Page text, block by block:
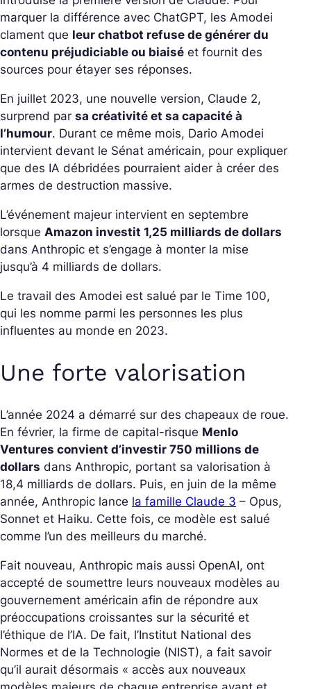
marquer la différence avec ChatGPT, les Amodei
clament que leur chatbot refuse de générer du
contenu préjudiciable ou biaisé et fournit des
sources pour étayer ses réponses.
En juillet 2023, une nouvelle version, Claude 2,
surprend par sa créativité et sa capacité à
l’humour. Durant ce même mois, Dario Amodei
intervient devant le Sénat américain, pour expliquer
que des IA débridées pourraient aider à créer des
armes de destruction massive.
L’événement majeur intervient en septembre
lorsque Amazon investit 1,25 milliards de dollars
dans Anthropic et s’engage à monter la mise
jusqu’à 4 milliards de dollars.
Le travail des Amodei est salué par le Time 100,
qui les nomme parmi les personnes les plus
influentes au monde en 2023.
Une forte valorisation
L’année 2024 a démarré sur des chapeaux de roue.
En février, la firme de capital-risque Menlo
Ventures convient d’investir 750 millions de
dollars dans Anthropic, portant sa valorisation à
18,4 milliards de dollars. Puis, en juin de la même
année, Anthropic lance la famille Claude 3 – Opus,
Sonnet et Haiku. Cette fois, ce modèle est salué
comme l’un des meilleurs du marché.
Fait nouveau, Anthropic mais aussi OpenAI, ont
accepté de soumettre leurs nouveaux modèles au
gouvernement américain afin de répondre aux
préoccupations croissantes sur la sécurité et
l’éthique de l’IA. De fait, l’Institut National des
Normes et de la Technologie (NIST), a fait savoir
qu’il aurait désormais « accès aux nouveaux